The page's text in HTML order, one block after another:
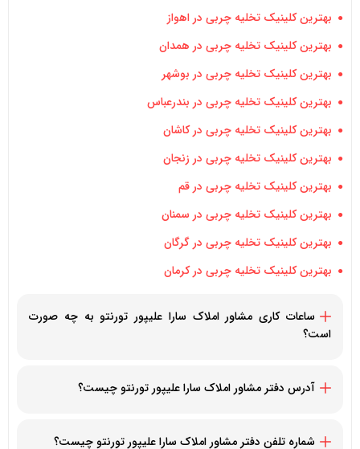
بهترین کلینیک تخلیه چربی در اهواز
بهترین کلینیک تخلیه چربی در همدان
بهترین کلینیک تخلیه چربی در بوشهر
بهترین کلینیک تخلیه چربی در بندرعباس
بهترین کلینیک تخلیه چربی در کاشان
بهترین کلینیک تخلیه چربی در زنجان
بهترین کلینیک تخلیه چربی در قم
بهترین کلینیک تخلیه چربی در سمنان
بهترین کلینیک تخلیه چربی در گرگان
بهترین کلینیک تخلیه چربی در کرمان
ساعات کاری مشاور املاک سارا علیپور تورنتو به چه صورت
است؟
آدرس دفتر مشاور املاک سارا علیپور تورنتو چیست؟
شماره تلفن دفتر مشاور املاک سارا علیپور تورنتو چیست؟